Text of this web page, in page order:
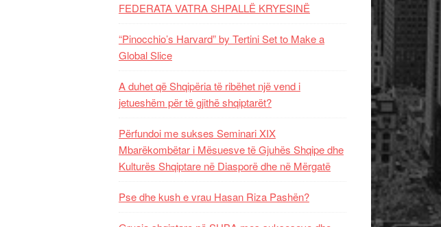
FEDERATA VATRA SHPALLË KRYESINË
“Pinocchio’s Harvard” by Tertini Set to Make a
Global Slice
A duhet që Shqipëria të ribëhet një vend i
jetueshëm për të gjithë shqiptarët?
Përfundoi me sukses Seminari XIX
Mbarëkombëtar i Mësuesve të Gjuhës Shqipe dhe
Kulturës Shqiptare në Diasporë dhe në Mërgatë
Pse dhe kush e vrau Hasan Riza Pashën?